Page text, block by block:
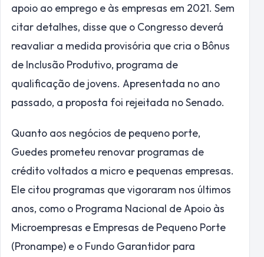
apoio ao emprego e às empresas em 2021. Sem
citar detalhes, disse que o Congresso deverá
reavaliar a medida provisória que cria o Bônus
de Inclusão Produtivo, programa de
qualificação de jovens. Apresentada no ano
passado, a proposta foi rejeitada no Senado.
Quanto aos negócios de pequeno porte,
Guedes prometeu renovar programas de
crédito voltados a micro e pequenas empresas.
Ele citou programas que vigoraram nos últimos
anos, como o Programa Nacional de Apoio às
Microempresas e Empresas de Pequeno Porte
(Pronampe) e o Fundo Garantidor para